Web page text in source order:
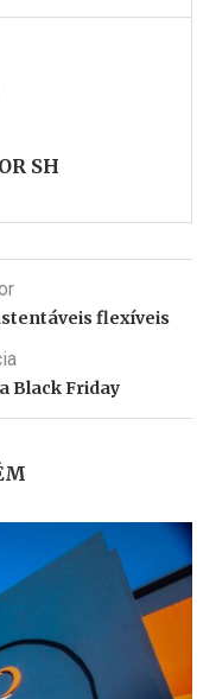
SH
flexíveis
Black Friday